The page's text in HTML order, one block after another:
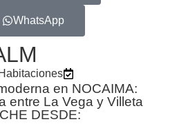
WhatsApp
en NOCAIMA:
entre La Vega y Villeta
DESDE: